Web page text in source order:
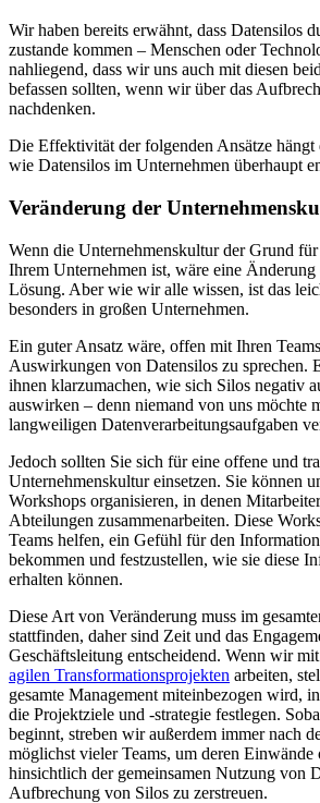
Wir haben bereits erwähnt, dass Datensilos
zustande kommen – Menschen oder
nahliegend, dass wir uns auch mit diesen
befassen sollten, wenn wir über das
nachdenken.
Die Effektivität der folgenden Ansätze hängt
wie Datensilos im Unternehmen überhaupt
Veränderung der
Wenn die Unternehmenskultur der Grund
Ihrem Unternehmen ist, wäre eine
Lösung. Aber wie wir alle wissen, ist das
besonders in großen Unternehmen.
Ein guter Ansatz wäre, offen mit Ihren
Auswirkungen von Datensilos zu sprechen.
ihnen klarzumachen, wie sich Silos negativ
auswirken – denn niemand von uns möchte
langweiligen Datenverarbeitungsaufgaben
Jedoch sollten Sie sich für eine offene und
Unternehmenskultur einsetzen. Sie können
Workshops organisieren, in denen
Abteilungen zusammenarbeiten. Diese
Teams helfen, ein Gefühl für den
bekommen und festzustellen, wie sie diese
erhalten können.
Diese Art von Veränderung muss im
stattfinden, daher sind Zeit und das
Geschäftsleitung entscheidend. Wenn wir
agilen Transformationsprojekten arbeiten,
gesamte Management miteinbezogen wird,
die Projektziele und -strategie festlegen.
beginnt, streben wir außerdem immer nach
möglichst vieler Teams, um deren Einwände
hinsichtlich der gemeinsamen Nutzung von
Aufbrechung von Silos zu zerstreuen.